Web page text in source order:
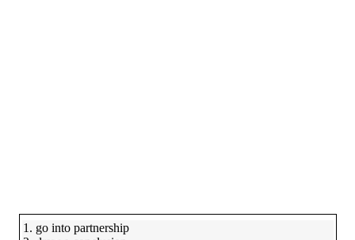
1. go into partnership